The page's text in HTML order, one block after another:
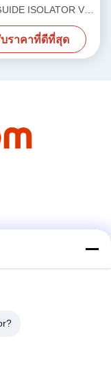
ISOLATOR VN-
6471-WR12 เครื่อง
ดับระดับระดับระดับ
ระดับระดับ
บราคาที่ดีที่สุด